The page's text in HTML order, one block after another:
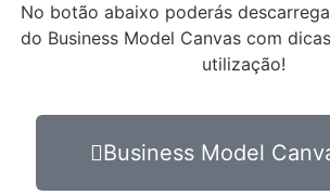
No botão abaixo poderás
do Business Model Canvas com
utilização!
Business Model